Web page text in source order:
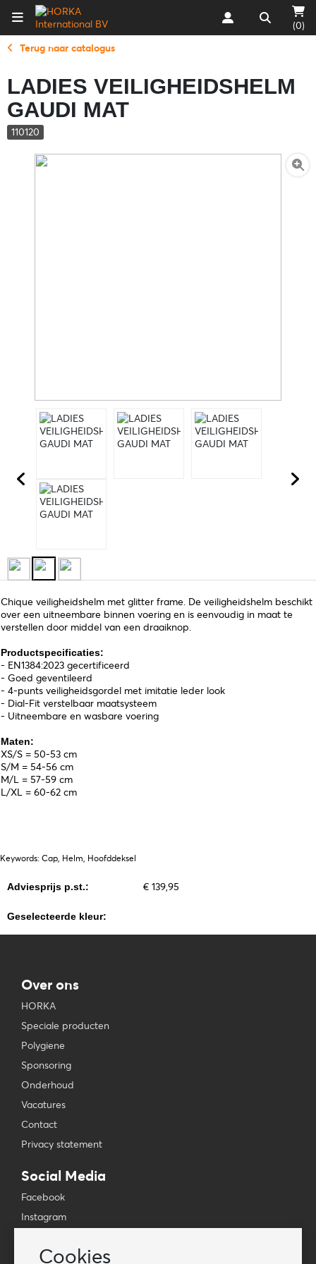
Cookies
(0)
Terug naar catalogus
LADIES VEILIGHEIDSHELM
GAUDI MAT
110120
Chique veiligheidshelm met glitter frame. De veiligheidshelm beschikt
over een uitneembare binnen voering en is eenvoudig in maat te
verstellen door middel van een draaiknop.
Productspecificaties:
- EN1384:2023 gecertificeerd
- Goed geventileerd
- 4-punts veiligheidsgordel met imitatie leder look
- Dial-Fit verstelbaar maatsysteem
- Uitneembare en wasbare voering
Maten:
XS/S = 50-53 cm
S/M = 54-56 cm
M/L = 57-59 cm
L/XL = 60-62 cm
Keywords: Cap, Helm, Hoofddeksel
Adviesprijs p.st.: € 139,95
Geselecteerde kleur:
Over ons
HORKA
Speciale producten
Polygiene
Sponsoring
Onderhoud
Vacatures
Contact
Privacy statement
Social Media
Facebook
Instagram
TikTok